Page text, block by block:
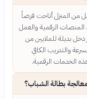
من المنزل أتاحت فرصاً
المنصات الرقمية والعمل
بديلة للملايين من
والتدريب الكافي
الخدمات الرقمية.
بطالة الشباب؟